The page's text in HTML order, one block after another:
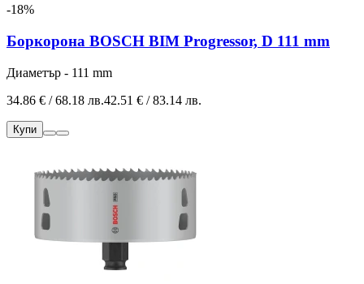
-18%
Боркорона BOSCH BIM Progressor, D 111 mm
Диаметър - 111 mm
34.86 € / 68.18 лв.42.51 € / 83.14 лв.
Купи